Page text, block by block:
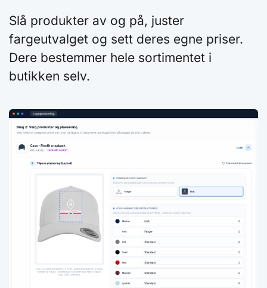
Slå produkter av og på, juster
fargeutvalget og sett deres egne priser.
Dere bestemmer hele sortimentet i
butikken selv.